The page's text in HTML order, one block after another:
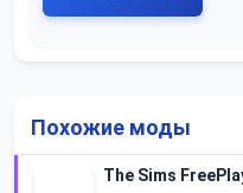
Похожие моды
The Sims